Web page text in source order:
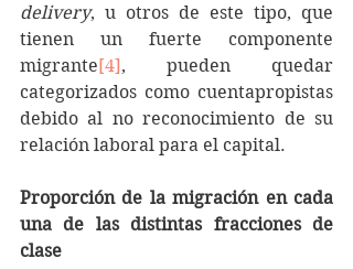
delivery, u otros de este tipo, que
tienen un fuerte componente
migrante[4], pueden quedar
categorizados como cuentapropistas
debido al no reconocimiento de su
relación laboral para el capital.
Proporción de la migración en cada
una de las distintas fracciones de
clase